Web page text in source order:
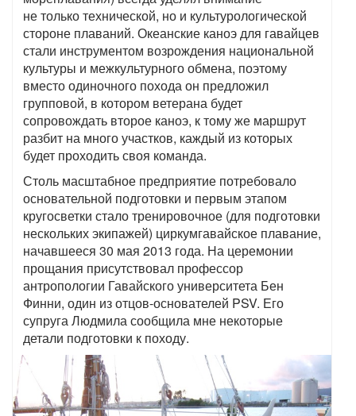
не только технической, но и культурологической
стороне плаваний. Океанские каноэ для гавайцев
стали инструментом возрождения национальной
культуры и межкультурного обмена, поэтому
вместо одиночного похода он предложил
групповой, в котором ветерана будет
сопровождать второе каноэ, к тому же маршрут
разбит на много участков, каждый из которых
будет проходить своя команда.
Столь масштабное предприятие потребовало
основательной подготовки и первым этапом
кругосветки стало тренировочное (для подготовки
нескольких экипажей) циркумгавайское плавание,
начавшееся 30 мая 2013 года. На церемонии
прощания присутствовал профессор
антропологии Гавайского университета Бен
Финни, один из отцов-основателей PSV. Его
супруга Людмила сообщила мне некоторые
детали подготовки к походу.